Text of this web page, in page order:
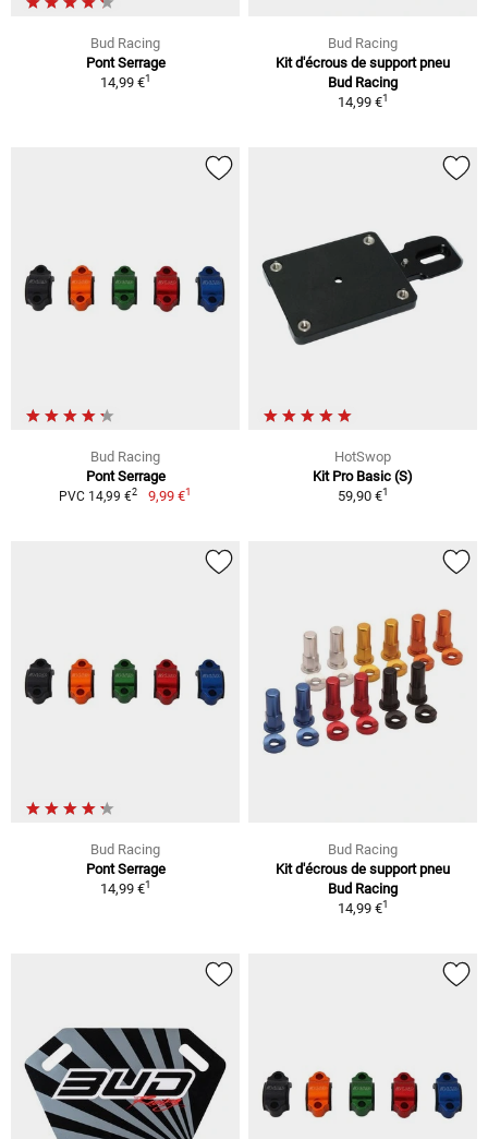
Bud Racing
Pont Serrage
14,99 €1
Bud Racing
Kit d'écrous de support pneu
Bud Racing
14,99 €1
Bud Racing
Pont Serrage
PVC 14,99 €2 9,99 €1
HotSwop
Kit Pro Basic (S)
59,90 €1
Bud Racing
Pont Serrage
14,99 €1
Bud Racing
Kit d'écrous de support pneu
Bud Racing
14,99 €1